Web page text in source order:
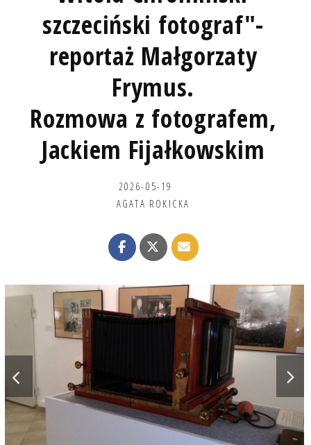
szczeciński fotograf"-
reportaż Małgorzaty
Frymus.
Rozmowa z fotografem,
Jackiem Fijałkowskim
2026-05-19
AGATA ROKICKA